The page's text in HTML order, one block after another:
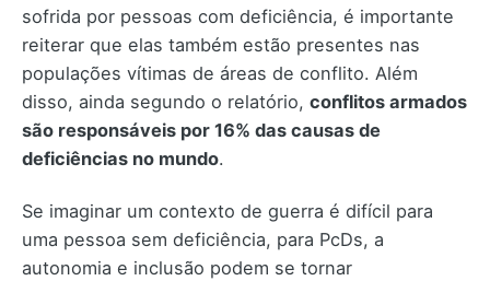
sofrida por pessoas com deficiência, é importante
reiterar que elas também estão presentes nas
populações vítimas de áreas de conflito. Além
disso, ainda segundo o relatório, conflitos armados
são responsáveis por 16% das causas de
deficiências no mundo.
Se imaginar um contexto de guerra é difícil para
uma pessoa sem deficiência, para PcDs, a
autonomia e inclusão podem se tornar